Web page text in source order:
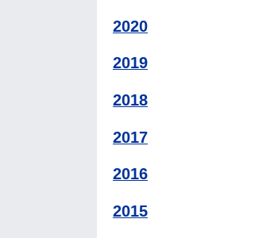
2020
2019
2018
2017
2016
2015